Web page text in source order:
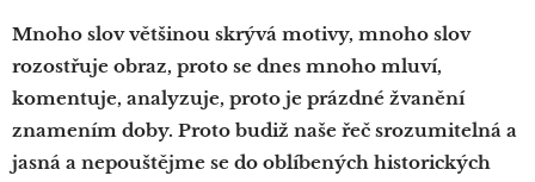
Mnoho slov většinou skrývá motivy, mnoho slov
rozostřuje obraz, proto se dnes mnoho mluví,
komentuje, analyzuje, proto je prázdné žvanění
znamením doby. Proto budiž naše řeč srozumitelná a
jasná a nepouštějme se do oblíbených historických